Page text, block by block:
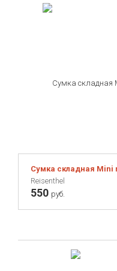
Сумка складная Mini
Reisenthel
550 руб.